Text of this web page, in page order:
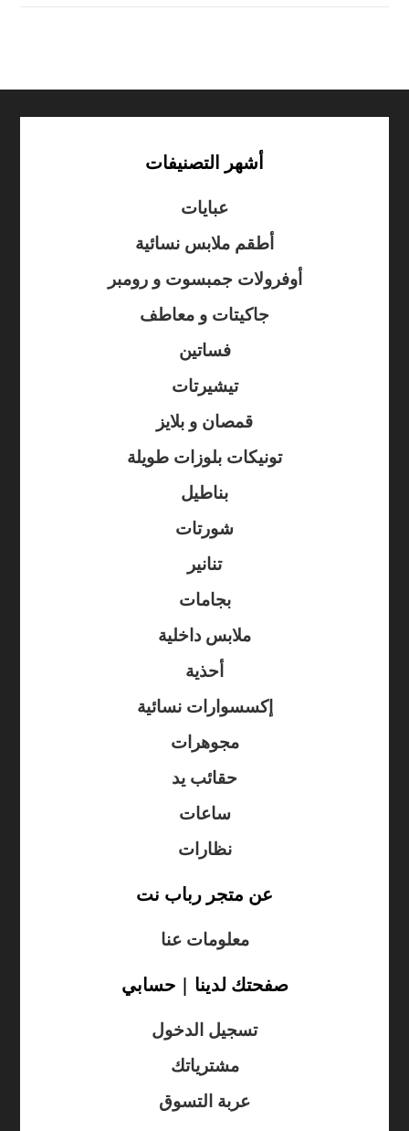
أشهر التصنيفات
عبايات
أطقم ملابس نسائية
أوفرولات جمبسوت و رومبر
جاكيتات و معاطف
فساتين
تيشيرتات
قمصان و بلايز
تونيكات بلوزات طويلة
بناطيل
شورتات
تنانير
بجامات
ملابس داخلية
أحذية
إكسسوارات نسائية
مجوهرات
حقائب يد
ساعات
نظارات
عن متجر رباب نت
معلومات عنا
صفحتك لدينا | حسابي
تسجيل الدخول
مشترياتك
عربة التسوق